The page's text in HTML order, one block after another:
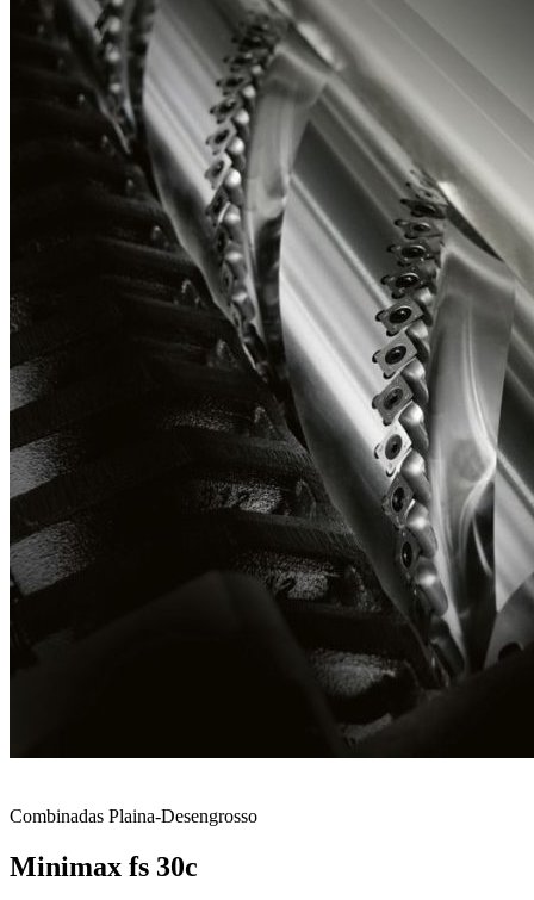
Combinadas Plaina-Desengrosso
Minimax fs 30c